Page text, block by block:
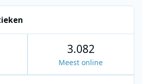
3.082
Meest online